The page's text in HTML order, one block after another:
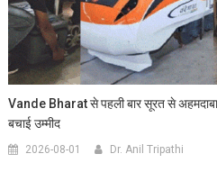
Vande Bharat से पहली बार सूरत से अहमदाबाद
बचाई उम्मीद
2026-08-01 Dr. Anil Tripathi